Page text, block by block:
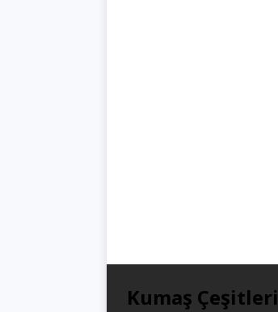
Kumaş Çeşitleri